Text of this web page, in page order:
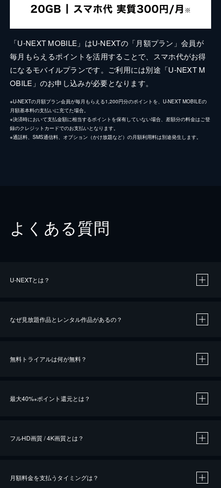
「U-NEXT MOBILE」はU-NEXTの「月額プラン」会員が
毎月もらえるポイントを活用することで、スマホ代がお得
になるモバイルプランです。ご利用には別途「U-NEXT M
OBILE」のお申し込みが必要となります。
※U-NEXTの月額プラン会員が毎月もらえる1,200円分のポイントを、U-NEXT MOBILEの
月額基本料の支払いに充てた場合。
※決済時において支払金額に相当するポイントを保有していない場合、差額分の料金はご登
録のクレジットカードでのお支払いとなります。
※通話料、SMS通信料、オプション（かけ放題など）の月額利用料は別途発生します。
よくある質問
U-NEXTとは？
なぜ見放題作品とレンタル作品があるの？
無料トライアルは何が無料？
最大40%※ポイント還元とは？
※40％ポイント還元の対象は、クレジットカード決済による作品の購入 / レンタルです。
iOSアプリのUコイン決済による作品の購入 / レンタルは、20％のポイント還元です。
フルHD画質 / 4K画質とは？
月額料金を支払うタイミングは？